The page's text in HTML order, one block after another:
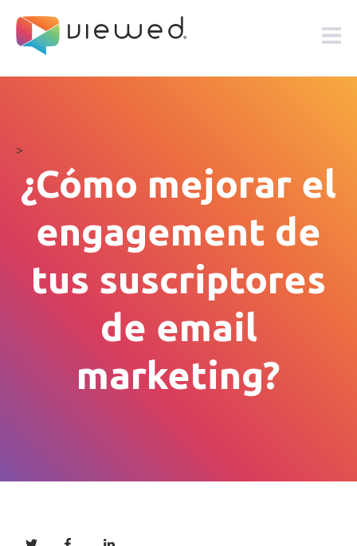
>
¿Cómo mejorar el
engagement de
tus suscriptores
de email
marketing?